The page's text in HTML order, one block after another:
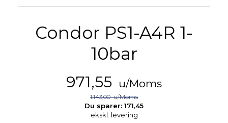
Condor PS1-A4R 1-
10bar
971,55 u/Moms
1.143,00u/Moms
Du sparer: 171,45
ekskl. levering